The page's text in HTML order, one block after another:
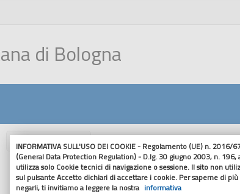
di Bologna
Nascondi menu
INFORMATIVA SULL'USO DEI COOKIE - Regolamento (UE) n.
(General Data Protection Regulation) - D.lg. 30 giugno 2003, n.
utilizza solo Cookie tecnici di navigazione o sessione. Il sito non
sul pulsante Accetto dichiari di accettare i cookie. Per saperne di
negarli, ti invitiamo a leggere la nostra informativa